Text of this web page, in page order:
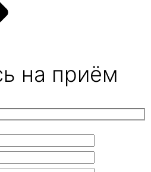
на приём